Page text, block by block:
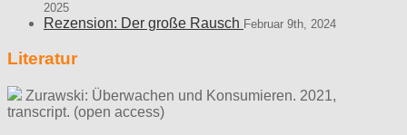
2025
Rezension: Der große Rausch Februar 9th, 2024
Literatur
Zurawski: Überwachen und Konsumieren. 2021,
transcript. (open access)